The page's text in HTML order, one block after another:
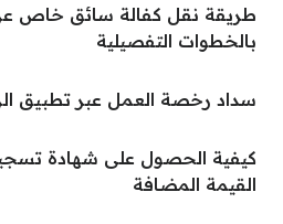
بالخطوات التفصيلية
سداد رخصة العمل عبر تطبيق
كيفية الحصول على شهادة
القيمة المضافة